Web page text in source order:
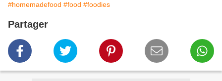
#homemadefood #food #foodies
Partager